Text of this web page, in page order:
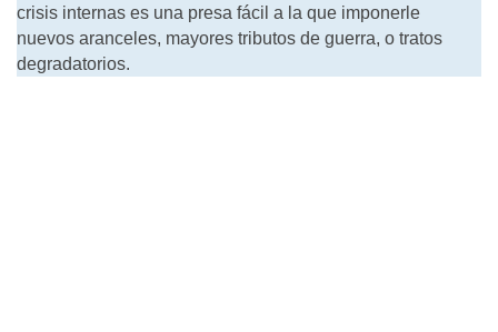
crisis internas es una presa fácil a la que imponerle
nuevos aranceles, mayores tributos de guerra, o tratos
degradatorios.